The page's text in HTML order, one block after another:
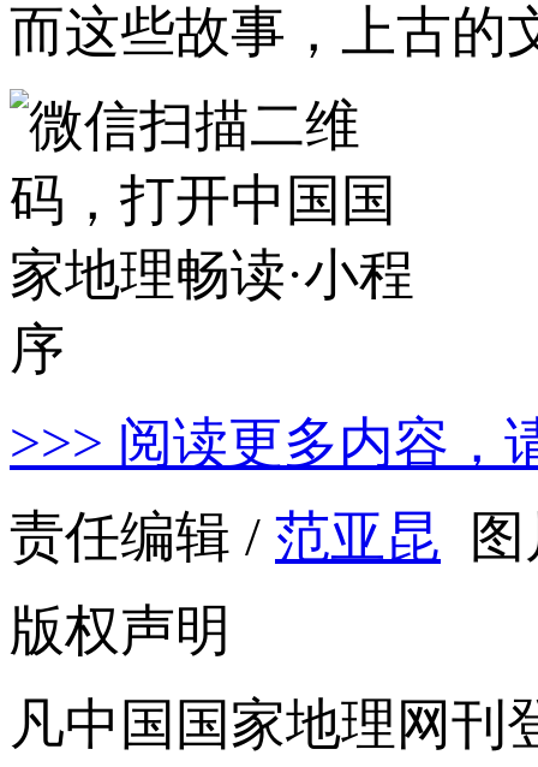
而这些故事，上古的
>>> 阅读更多内容，
责任编辑 / 范亚昆
版权声明
凡中国国家地理网刊